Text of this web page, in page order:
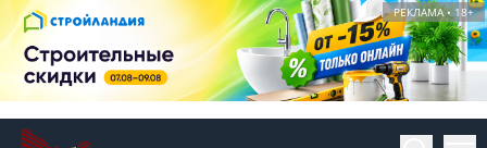
РЕКЛАМА • 18+